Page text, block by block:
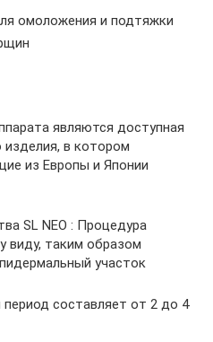
омоложения и подтяжки
являются доступная
изделия, в котором
из Европы и Японии
SL NEO : Процедура
виду, таким образом
участок
составляет от 2 до 4